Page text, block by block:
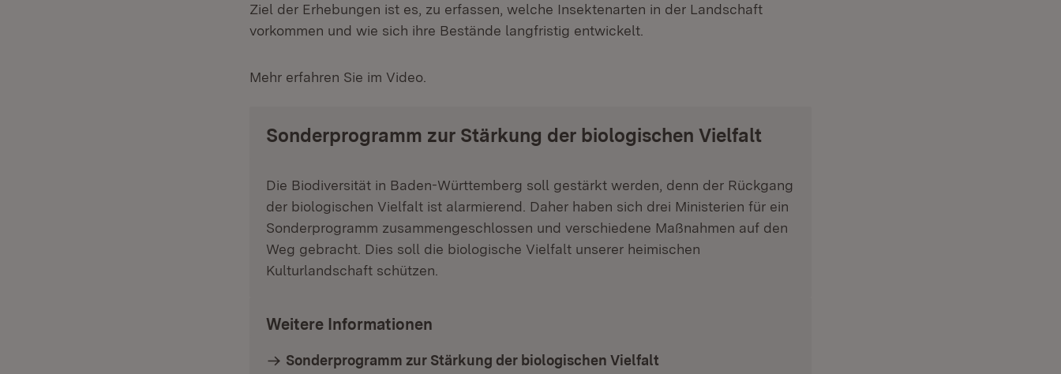
Ziel der Erhebungen ist es, zu erfassen, welche Insektenarten in der Landschaft
vorkommen und wie sich ihre Bestände langfristig entwickelt.
Mehr erfahren Sie im Video.
Sonderprogramm zur Stärkung der biologischen Vielfalt
Die Biodiversität in Baden-Württemberg soll gestärkt werden, denn der Rückgang
der biologischen Vielfalt ist alarmierend. Daher haben sich drei Ministerien für ein
Sonderprogramm zusammengeschlossen und verschiedene Maßnahmen auf den
Weg gebracht. Dies soll die biologische Vielfalt unserer heimischen
Kulturlandschaft schützen.
Weitere Informationen
Sonderprogramm zur Stärkung der biologischen Vielfalt